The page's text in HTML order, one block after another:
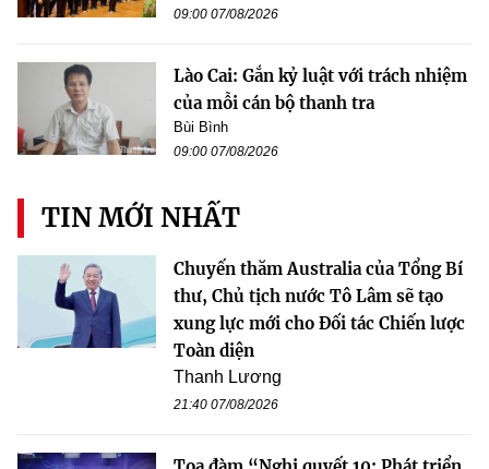
09:00 07/08/2026
Lào Cai: Gắn kỷ luật với trách nhiệm
của mỗi cán bộ thanh tra
Bùi Bình
09:00 07/08/2026
TIN MỚI NHẤT
Chuyến thăm Australia của Tổng Bí
thư, Chủ tịch nước Tô Lâm sẽ tạo
xung lực mới cho Đối tác Chiến lược
Toàn diện
Thanh Lương
21:40 07/08/2026